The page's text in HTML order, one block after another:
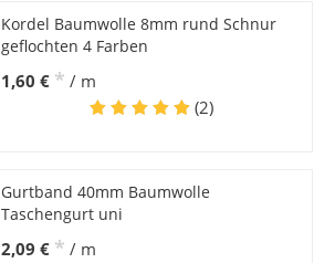
Kordel Baumwolle 8mm rund Schnur
geflochten 4 Farben
1,60 € * / m
(2)
Gurtband 40mm Baumwolle
Taschengurt uni
2,09 € * / m